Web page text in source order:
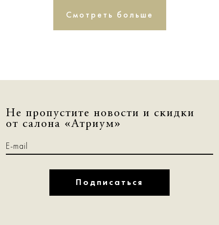
Смотреть больше
Не пропустите новости и скидки
от салона «Атриум»
Подписаться